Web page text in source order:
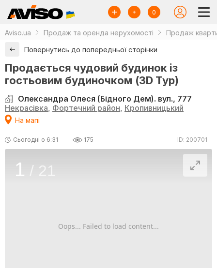
0
Aviso.ua Продаж та оренда нерухомості Продаж
Повернутись до попередньої сторінки
Продається чудовий будинок із
гостьовим будиночком (3D Тур)
Олександра Олеся (Бідного Дем). вул., 777
Некрасівка, Фортечний район, Кропивницький
На мапі
Сьогодні о 6:31 175 ID: 200701
Oops... Failed to load content...
1 / 21